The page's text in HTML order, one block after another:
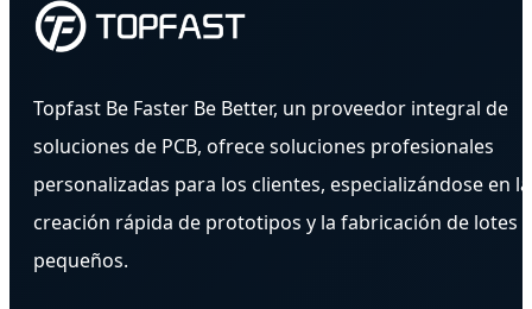
Topfast Be Faster Be Better, un proveedor integral de
soluciones de PCB, ofrece soluciones profesionales
personalizadas para los clientes, especializándose en la
creación rápida de prototipos y la fabricación de lotes
pequeños.